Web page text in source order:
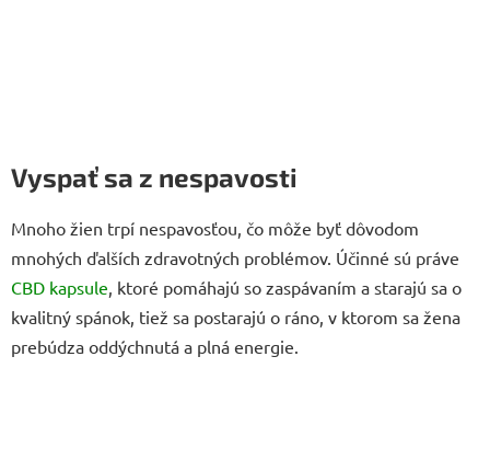
Vyspať sa z nespavosti
Mnoho žien trpí nespavosťou, čo môže byť dôvodom
mnohých ďalších zdravotných problémov. Účinné sú práve
CBD kapsule , ktoré pomáhajú so zaspávaním a starajú sa o
kvalitný spánok, tiež sa postarajú o ráno, v ktorom sa žena
prebúdza oddýchnutá a plná energie.